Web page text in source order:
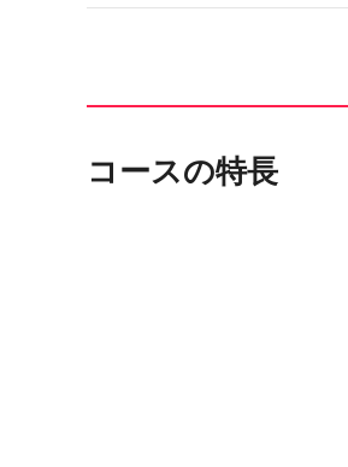
コースの特長